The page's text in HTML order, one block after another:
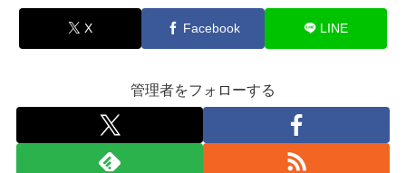
X Facebook LINE
管理者をフォローする